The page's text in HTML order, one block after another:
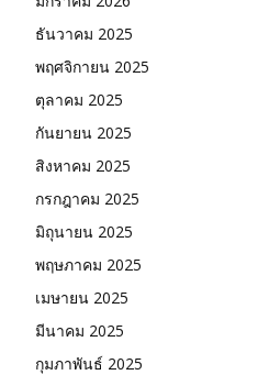
ธันวาคม 2025
พฤศจิกายน 2025
ตุลาคม 2025
กันยายน 2025
สิงหาคม 2025
กรกฎาคม 2025
มิถุนายน 2025
พฤษภาคม 2025
เมษายน 2025
มีนาคม 2025
กุมภาพันธ์ 2025